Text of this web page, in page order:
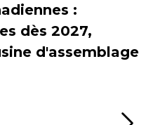
:
dès 2027,
d'assemblage